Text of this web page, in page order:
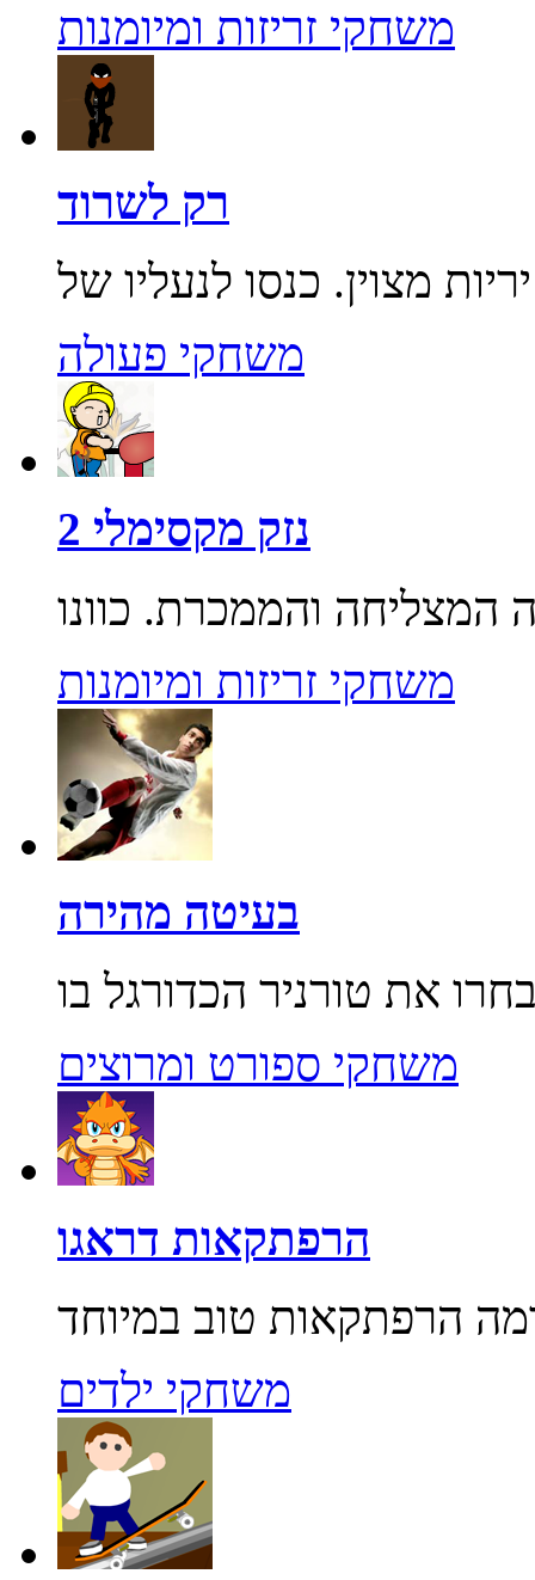
משחקי זריזות ומיומנות
רק לשרוד
משחקי פעולה
נזק מקסימלי 2
משחקי זריזות ומיומנות
בעיטה מהירה
משחקי ספורט ומרוצים
הרפתקאות דראגו
משחקי ילדים